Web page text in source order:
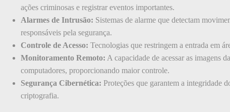
ações criminosas e registrar eventos importantes.
Alarmes de Intrusão: Sistemas de alarme que detectam
responsáveis pela segurança.
Controle de Acesso: Tecnologias que restringem a entrada em
Monitoramento Remoto: A capacidade de acessar as imagens
computadores, proporcionando maior controle.
Segurança Cibernética: Proteções que garantem a integridade
criptografia.